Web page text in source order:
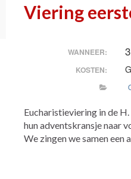
Viering
WANNEER:
KOSTEN:
Eucharistieviering in de
hun adventskransje naar
We zingen we samen een